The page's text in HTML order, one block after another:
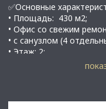
✅Основные
• Площадь: 430 м2;
• Офис со свежим
• с санузлом (4
• Этаж: 2;
• Санкт-Петербург,
• Арендная ставка -